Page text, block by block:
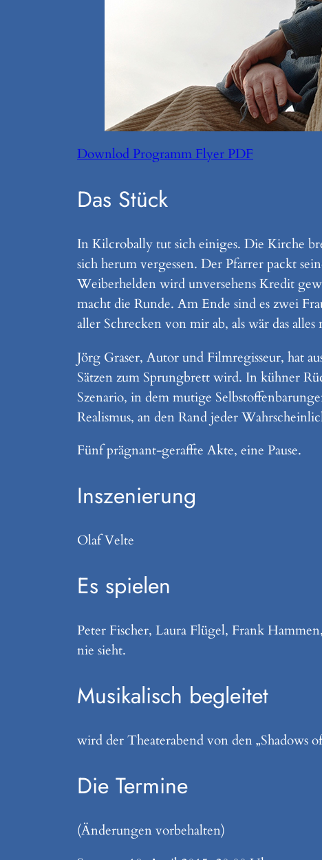
Downlod Programm Flyer PDF
Das Stück
In Kilcrobally tut sich einiges. Die Kirche
sich herum vergessen. Der Pfarrer packt
Weiberhelden wird unversehens Kredit
macht die Runde. Am Ende sind es zwei
aller Schrecken von mir ab, als wär das
Jörg Graser, Autor und Filmregisseur, hat
Sätzen zum Sprungbrett wird. In kühner
Szenario, in dem mutige
Realismus, an den Rand jeder
Fünf prägnant-geraffte Akte, eine Pause.
Inszenierung
Olaf Velte
Es spielen
Peter Fischer, Laura Flügel, Frank
nie sieht.
Musikalisch begleitet
wird der Theaterabend von den „Shadows
Die Termine
(Änderungen vorbehalten)